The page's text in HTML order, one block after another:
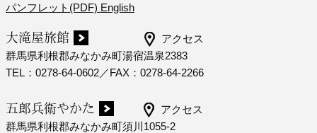
パンフレット(PDF) English
大滝屋旅館
アクセス
群馬県利根郡みなかみ町湯宿温泉2383
TEL：0278-64-0602／FAX：0278-64-2266
五郎兵衛やかた
アクセス
群馬県利根郡みなかみ町須川1055-2